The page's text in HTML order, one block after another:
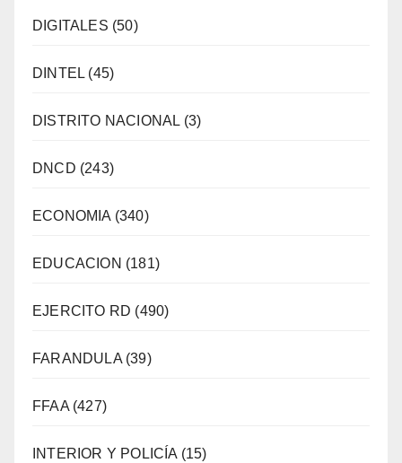
DIGITALES (50)
DINTEL (45)
DISTRITO NACIONAL (3)
DNCD (243)
ECONOMIA (340)
EDUCACION (181)
EJERCITO RD (490)
FARANDULA(39)
FFAA(427)
INTERIOR Y POLICÍA (15)